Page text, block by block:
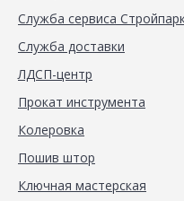
Служба сервиса
Служба доставки
ЛДСП-центр
Прокат инструмента
Колеровка
Пошив штор
Ключная мастерская